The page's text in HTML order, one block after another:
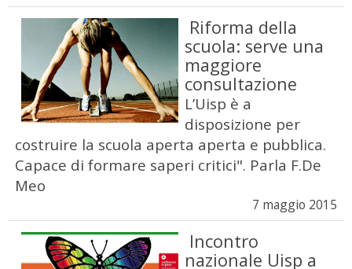
Riforma della
scuola: serve una
maggiore
consultazione
L’Uisp è a
disposizione per
costruire la scuola aperta aperta e pubblica.
Capace di formare saperi critici". Parla F.De
Meo
7 maggio 2015
Incontro
nazionale Uisp a